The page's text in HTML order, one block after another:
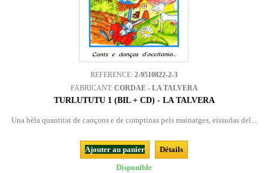
REFERENCE: 2-9510822-2-3
FABRICANT: CORDAE - LA TALVERA
TURLUTUTU 1 (BIL + CD) - LA TALVERA
Una bèla quantitat de cançons e de comptinas pels mainatges, eissudas del...
Ajouter au panier
Détails
Disponible